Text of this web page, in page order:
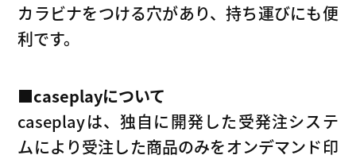
カラビナをつける穴があり、持ち運びにも便
利です。
■caseplayについて
caseplayは、独自に開発した受発注システ
ムにより受注した商品のみをオンデマンド印